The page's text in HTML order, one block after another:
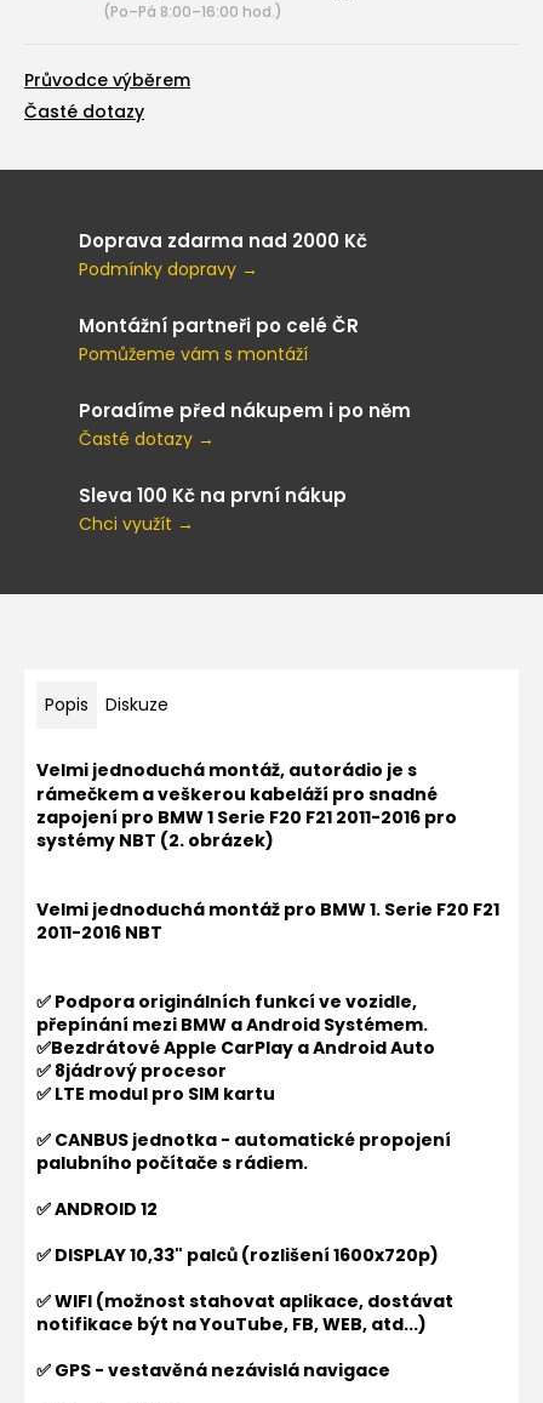
(Po–Pá 8:00–16:00 hod.)
Průvodce výběrem
Časté dotazy
Doprava zdarma nad 2000 Kč
Podmínky dopravy →
Montážní partneři po celé ČR
Pomůžeme vám s montáží
Poradíme před nákupem i po něm
Časté dotazy →
Sleva 100 Kč na první nákup
Chci využít →
Popis Diskuze
Velmi jednoduchá montáž, autorádio je s
rámečkem a veškerou kabeláží pro snadné
zapojení pro BMW 1 Serie F20 F21 2011-2016 pro
systémy NBT (2. obrázek)
Velmi jednoduchá montáž pro BMW 1. Serie F20 F21
2011-2016 NBT
✅ Podpora originálních funkcí ve vozidle,
přepínání mezi BMW a Android Systémem.
✅Bezdrátové Apple CarPlay a Android Auto
✅ 8jádrový procesor
✅ LTE modul pro SIM kartu
✅ CANBUS jednotka - automatické propojení
palubního počítače s rádiem.
✅ ANDROID 12
✅ DISPLAY 10,33" palců (rozlišení 1600x720p)
✅ WIFI (možnost stahovat aplikace, dostávat
notifikace být na YouTube, FB, WEB, atd...)
✅ GPS - vestavěná nezávislá navigace